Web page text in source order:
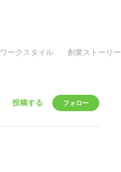
ワークスタイル 創業ストーリー
投稿する フォロー